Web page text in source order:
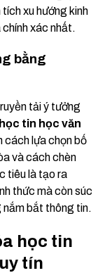
tích xu hướng kinh
xác nhất.
bằng
tải ý tưởng
tin học văn
cách lựa chọn bố
và cách chèn
tiêu là tạo ra
thức mà còn súc
nắm bắt thông tin.
học tin
tín